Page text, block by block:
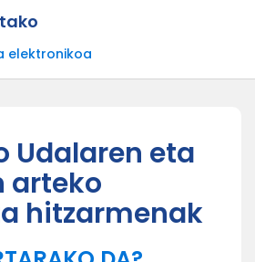
elektronikoa
Udalaren eta
arteko
hitzarmenak